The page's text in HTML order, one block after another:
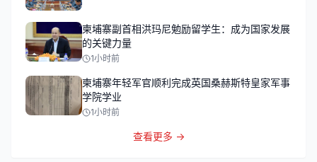
柬埔寨副首相洪玛尼勉励留学生：成为国家发展
的关键力量
1小时前
柬埔寨年轻军官顺利完成英国桑赫斯特皇家军事
学院学业
1小时前
查看更多 →